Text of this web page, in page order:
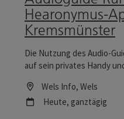
Hearonymus-
Kremsmünster
Die Nutzung des Audio-
auf sein privates Handy
„Gaumenfreunde“ und im
ist ein Spaziergang durch
Location
Wels Info, Wels
Nächster Termin
Heute, ganztägig